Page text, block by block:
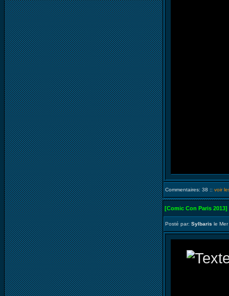
Commentaires: 38 :: voir
[Comic Con Paris 2013]
Posté par: Sylbaris le